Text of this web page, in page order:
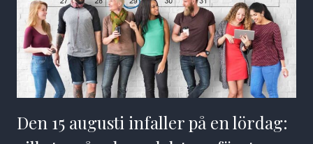
Den 15 augusti infaller på en lördag: